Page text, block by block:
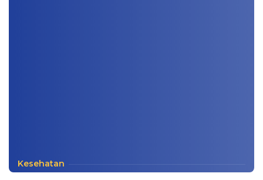
Kesehatan